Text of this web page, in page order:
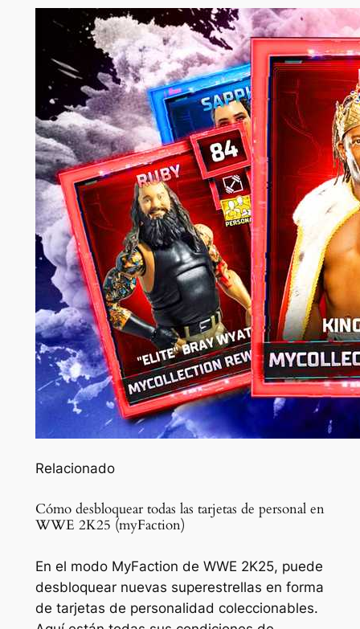
Relacionado
Cómo desbloquear todas las tarjetas de personal en
WWE 2K25 (myFaction)
En el modo MyFaction de WWE 2K25, puede
desbloquear nuevas superestrellas en forma
de tarjetas de personalidad coleccionables.